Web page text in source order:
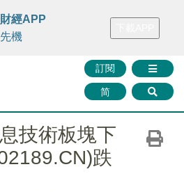
FINMETA 財華證券 媒體矩陣
訂閱
简
經APP
機
技術板塊下
跌